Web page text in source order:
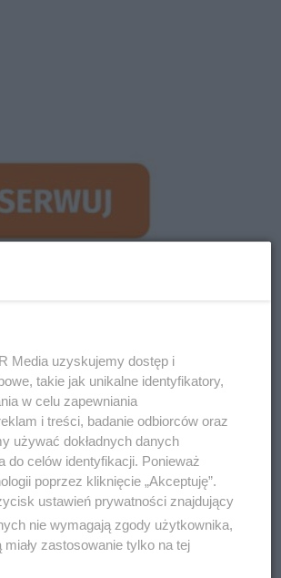
4
Media uzyskujemy dostęp i
takie jak unikalne identyfikatory,
w celu zapewniania
i treści, badanie odbiorców oraz
używać dokładnych danych
celów identyfikacji. Ponieważ
poprzez kliknięcie „Akceptuję”.
ustawień prywatności znajdujący
nie wymagają zgody użytkownika,
zastosowanie tylko na tej